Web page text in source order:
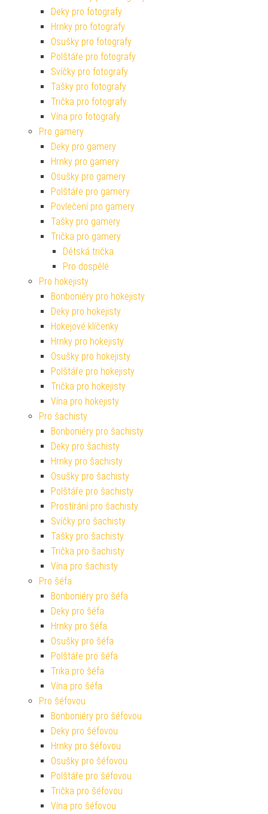
Deky pro fotografy
Hrnky pro fotografy
Osušky pro fotografy
Polštáře pro fotografy
Svíčky pro fotografy
Tašky pro fotografy
Trička pro fotografy
Vína pro fotografy
Pro gamery
Deky pro gamery
Hrnky pro gamery
Osušky pro gamery
Polštáře pro gamery
Povlečení pro gamery
Tašky pro gamery
Trička pro gamery
Dětská trička
Pro dospělé
Pro hokejisty
Bonboniéry pro hokejisty
Deky pro hokejisty
Hokejové klíčenky
Hrnky pro hokejisty
Osušky pro hokejisty
Polštáře pro hokejisty
Trička pro hokejisty
Vína pro hokejisty
Pro šachisty
Bonboniéry pro šachisty
Deky pro šachisty
Hrnky pro šachisty
Osušky pro šachisty
Polštáře pro šachisty
Prostírání pro šachisty
Svíčky pro šachisty
Tašky pro šachisty
Trička pro šachisty
Vína pro šachisty
Pro šéfa
Bonboniéry pro šéfa
Deky pro šéfa
Hrnky pro šéfa
Osušky pro šéfa
Polštáře pro šéfa
Trika pro šéfa
Vína pro šéfa
Pro šéfovou
Bonboniéry pro šéfovou
Deky pro šéfovou
Hrnky pro šéfovou
Osušky pro šéfovou
Polštáře pro šéfovou
Trička pro šéfovou
Vína pro šéfovou